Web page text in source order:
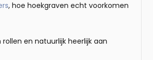
, hoe hoekgraven echt voorkomen
en natuurlijk heerlijk aan